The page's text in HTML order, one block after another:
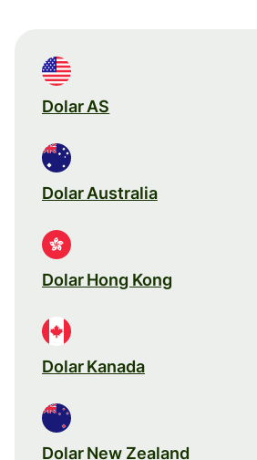
Dolar AS
Dolar Australia
Dolar Hong Kong
Dolar Kanada
Dolar New Zealand